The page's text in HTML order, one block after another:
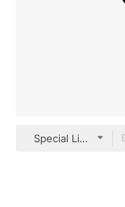
Special Lineal